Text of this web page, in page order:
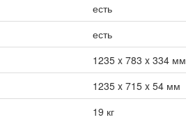
есть
есть
1235 x 783 x 334 мм
1235 x 715 x 54 мм
19 кг